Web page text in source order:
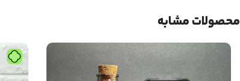
محصولات مشابه